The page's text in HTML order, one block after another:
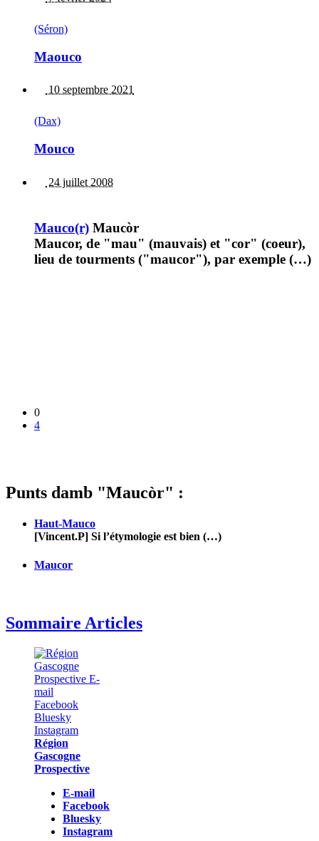
(Séron)
Maouco
10 septembre 2021
(Dax)
Mouco
24 juillet 2008
Mauco(r) Maucòr
Maucor, de "mau" (mauvais) et "cor" (coeur),
lieu de tourments ("maucor"), par exemple (…)
0
4
Punts damb "Maucòr" :
Haut-Mauco
[Vincent.P] Si l’étymologie est bien (…)
Maucor
Sommaire Articles
Région
Gascogne
Prospective
E-mail
Facebook
Bluesky
Instagram